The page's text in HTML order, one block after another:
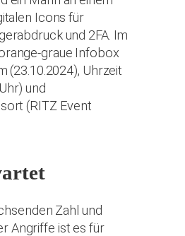
Zahl und
Angriffe ist es für